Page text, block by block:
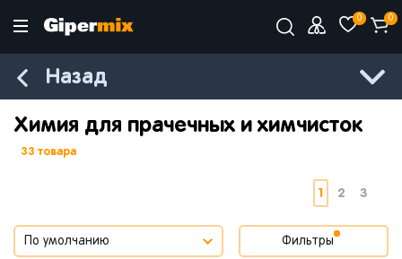
0 0
Назад
Химия для прачечных и химчисток
33 товара
1 2 3
Фильтры